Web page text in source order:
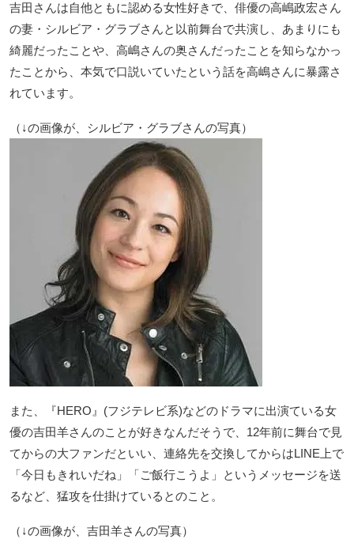
吉田さんは自他ともに認める女性好きで、俳優の高嶋政宏さん
の妻・シルビア・グラブさんと以前舞台で共演し、あまりにも
綺麗だったことや、高嶋さんの奥さんだったことを知らなかっ
たことから、本気で口説いていたという話を高嶋さんに暴露さ
れています。
（↓の画像が、シルビア・グラブさんの写真）
また、『HERO』(フジテレビ系)などのドラマに出演ている女
優の吉田羊さんのことが好きなんだそうで、12年前に舞台で見
てからの大ファンだといい、連絡先を交換してからはLINE上で
「今日もきれいだね」「ご飯行こうよ」というメッセージを送
るなど、猛攻を仕掛けているとのこと。
（↓の画像が、吉田羊さんの写真）